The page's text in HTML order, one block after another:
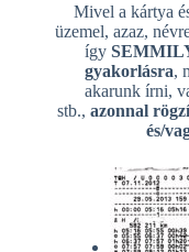
Mivel a kártya
üzemel, azaz,
így
gyakorlásra,
akarunk írni,
stb., azonnal
és/